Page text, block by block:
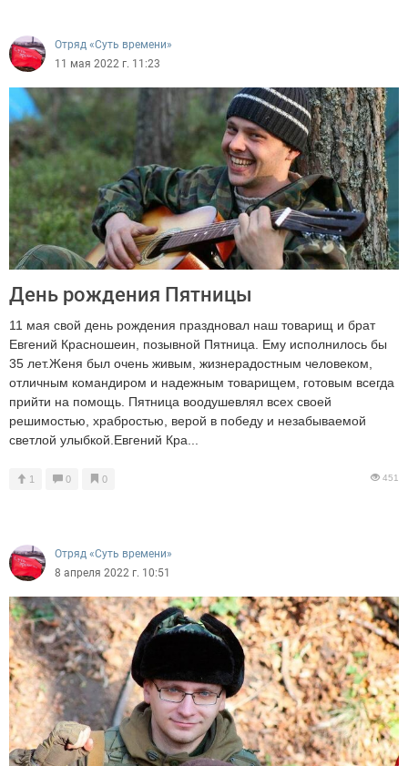
Отряд «Суть времени»
11 мая 2022 г. 11:23
День рождения Пятницы
11 мая свой день рождения праздновал наш товарищ и брат
Евгений Красношеин, позывной Пятница. Ему исполнилось бы
35 лет.Женя был очень живым, жизнерадостным человеком,
отличным командиром и надежным товарищем, готовым всегда
прийти на помощь. Пятница воодушевлял всех своей
решимостью, храбростью, верой в победу и незабываемой
светлой улыбкой.Евгений Кра...
1 0 0 451
Отряд «Суть времени»
8 апреля 2022 г. 10:51